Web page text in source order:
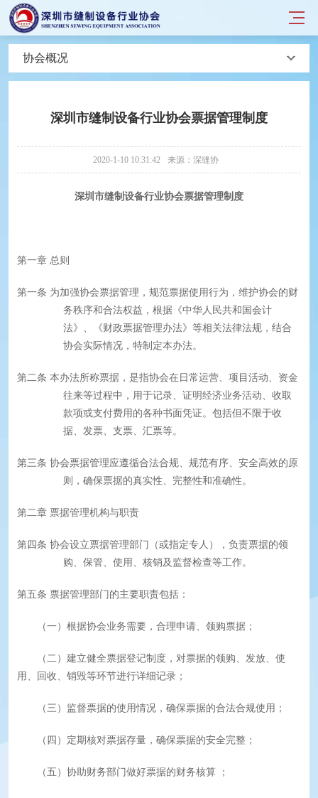
协会概况
深圳市缝制设备行业协会票据管理制度
2020-1-10 10:31:42 来源：深缝协
深圳市缝制设备行业协会票据管理制度
第一章 总则
第一条 为加强协会票据管理，规范票据使用行为，维护协会的财
务秩序和合法权益，根据《中华人民共和国会计
法》、《财政票据管理办法》等相关法律法规，结合
协会实际情况，特制定本办法。
第二条 本办法所称票据，是指协会在日常运营、项目活动、资金
往来等过程中，用于记录、证明经济业务活动、收取
款项或支付费用的各种书面凭证。包括但不限于收
据、发票、支票、汇票等。
第三条 协会票据管理应遵循合法合规、规范有序、安全高效的原
则，确保票据的真实性、完整性和准确性。
第二章 票据管理机构与职责
第四条 协会设立票据管理部门（或指定专人），负责票据的领
购、保管、使用、核销及监督检查等工作。
第五条 票据管理部门的主要职责包括：
（一）根据协会业务需要，合理申请、领购票据；
（二）建立健全票据登记制度，对票据的领购、发放、使
用、回收、销毁等环节进行详细记录；
（三）监督票据的使用情况，确保票据的合法合规使用；
（四）定期核对票据存量，确保票据的安全完整；
（五） 协助财务部门做好票据的财务核算 ；